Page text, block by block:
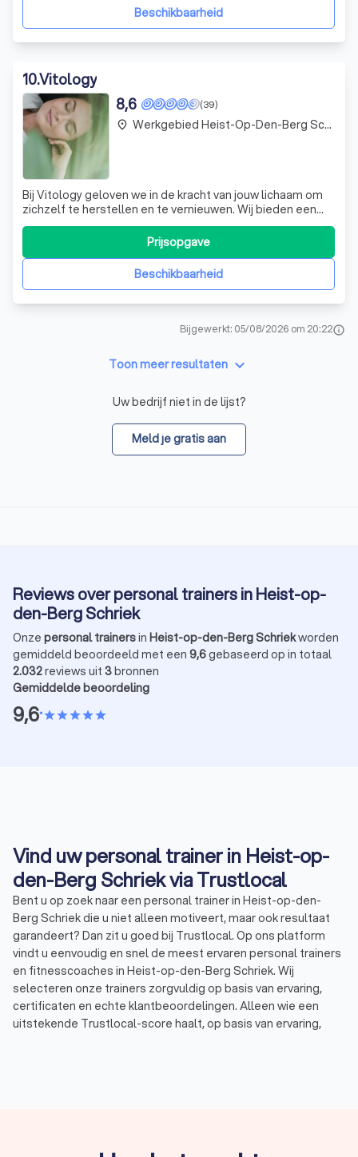
Beschikbaarheid
10.Vitology
(39)
8,6
Bij Vitology geloven we in de kracht van jouw lichaam om
zichzelf te herstellen en te vernieuwen. Wij bieden een
unieke combinatie van wetenschappelijk onderbouwde
therapieën die zijn ontworpen om jouw gezondheid te
optimaliseren en je vitaliteit te verhogen. Of je nu een
atleet bent die zijn prestaBeschikbaarheid
Prijsopgave
place Werkgebied Heist-Op-Den-Berg Schriek
Bijgewerkt: 05/08/2026 om 20:22info
Toon meer resultaten keyboard_arrow_down
Uw bedrijf niet in de lijst?
Meld je gratis aan
Reviews over personal trainers in Heist-op-
den-Berg Schriek
Onze personal trainersin Heist-op-den-Berg Schriekworden
gemiddeld beoordeeld met een 9,6gebaseerd op in totaal
2.032reviews uit 3bronnen
Gemiddelde beoordeling
9,6•starstarstarstarstar
Vind uw personal trainer in Heist-op-
den-Berg Schriek via Trustlocal
Bent u op zoek naar een personal trainer in Heist-op-den-
Berg Schriek die u niet alleen motiveert, maar ook resultaat
garandeert? Dan zit u goed bij Trustlocal. Op ons platform
vindt u eenvoudig en snel de meest ervaren personal trainers
en fitnesscoaches in Heist-op-den-Berg Schriek. Wij
selecteren onze trainers zorgvuldig op basis van ervaring,
certificaten en echte klantbeoordelingen. Alleen wie een
uitstekende Trustlocal-score haalt, op basis van ervaring,